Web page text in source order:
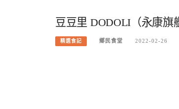
豆豆里 DODOLI（永康
精選食記 鄉民食堂 2022-02-26